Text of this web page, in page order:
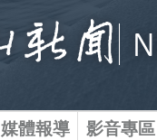
媒體報導 影音專區